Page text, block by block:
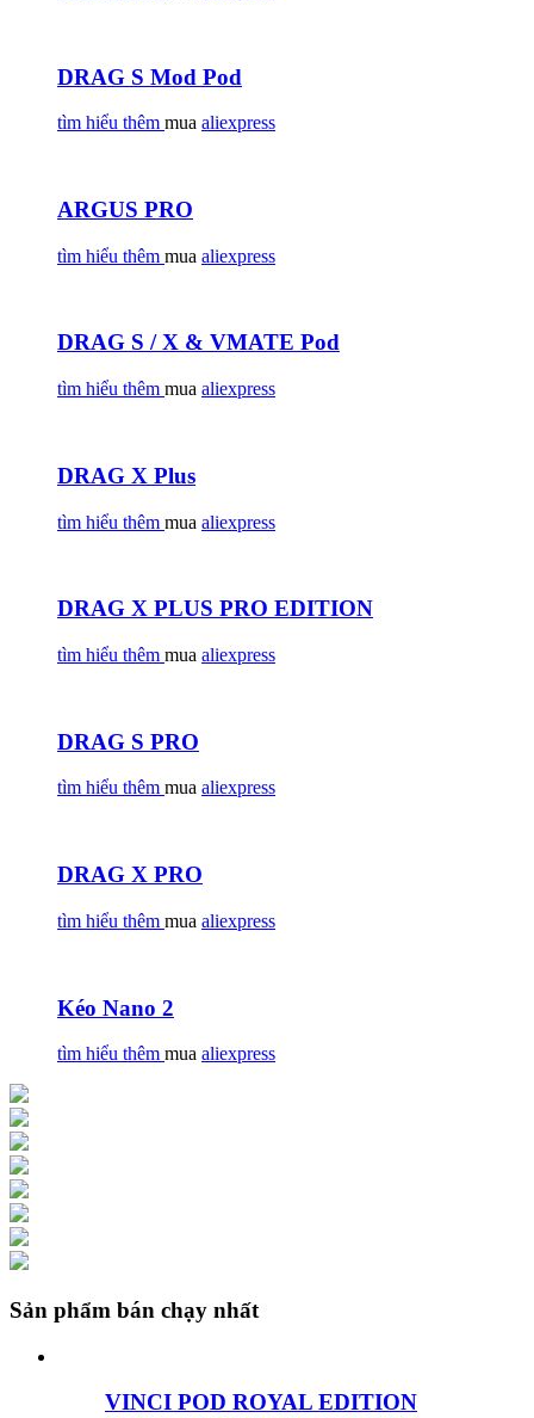
DRAG S Mod Pod
tìm hiểu thêm mua aliexpress
ARGUS PRO
tìm hiểu thêm mua aliexpress
DRAG S / X & VMATE Pod
tìm hiểu thêm mua aliexpress
DRAG X Plus
tìm hiểu thêm mua aliexpress
DRAG X PLUS PRO EDITION
tìm hiểu thêm mua aliexpress
DRAG S PRO
tìm hiểu thêm mua aliexpress
DRAG X PRO
tìm hiểu thêm mua aliexpress
Kéo Nano 2
tìm hiểu thêm mua aliexpress
Sản phẩm bán chạy nhất
VINCI POD ROYAL EDITION